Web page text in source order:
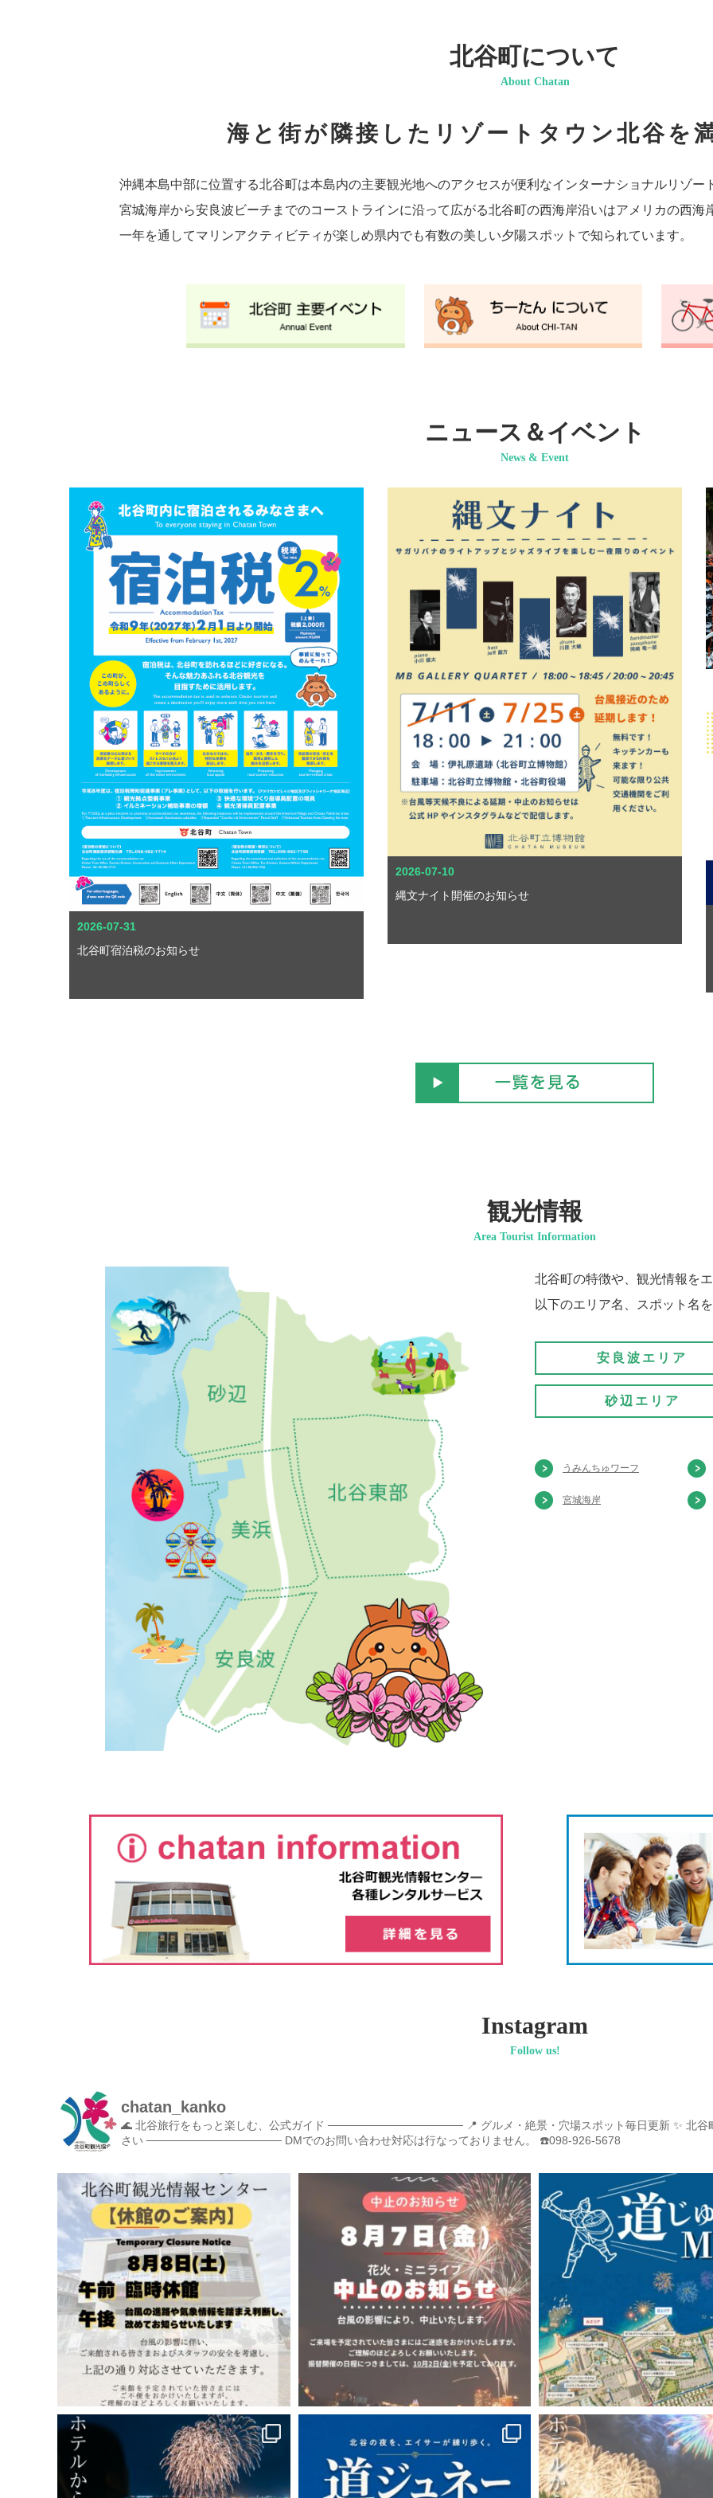
北谷町について
About Chatan
海と街が隣接したリゾートタウン北谷を
沖縄本島中部に位置する北谷町は本島内の主要観光地へのアクセスが便利なインターナショナルリゾー
宮城海岸から安良波ビーチまでのコーストラインに沿って広がる北谷町の西海岸沿いはアメリカの西海
一年を通してマリンアクティビティが楽しめ県内でも有数の美しい夕陽スポットで知られています。
ニュース＆イベント
News & Event
2026-07-31
北谷町宿泊税のお知らせ
2026-07-10
縄文ナイト開催のお知らせ
観光情報
Area Tourist Information
北谷町の特徴や、観光情報を
以下のエリア名、スポット名
安良波エリア
砂辺エリア
うみんちゅワーフ
宮城海岸
Instagram
Follow us!
chatan_kanko
🌊 北谷旅行をもっと楽しむ、公式ガイド ───────────────── 📍 グルメ・絶景・穴場スポット毎日更新 ✨ 北谷
さい ───────────────── DMでのお問い合わせ対応は行なっておりません。 ☎️098-926-5678